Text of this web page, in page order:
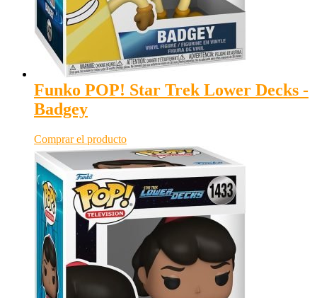
Funko POP! Star Trek Lower Decks -
Badgey
Comprar el producto